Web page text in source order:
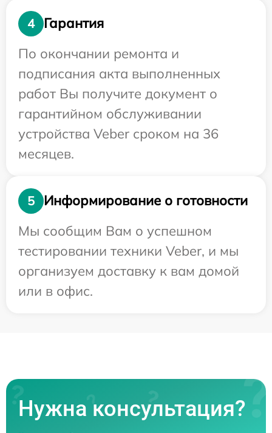
4
Гарантия
По окончании ремонта и
подписания акта выполненных
работ Вы получите документ о
гарантийном обслуживании
устройства Veber сроком на 36
месяцев.
5
Информирование о готовности
Мы сообщим Вам о успешном
тестировании техники Veber, и мы
организуем доставку к вам домой
или в офис.
Нужна консультация?